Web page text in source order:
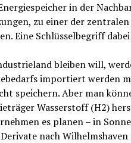
in der
zu einer der
Eine Schlüsselbegriff
bleiben will,
importiert werden
speichern. Aber man
Wasserstoff (H2)
es planen – in
nach